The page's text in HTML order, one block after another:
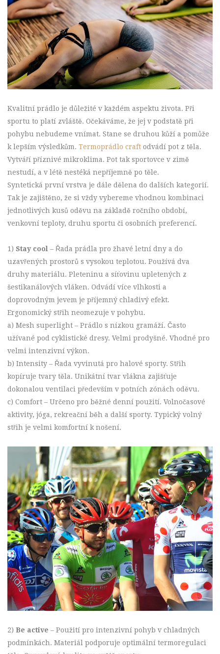
Kvalitní prádlo je důležité v každém aspektu života. Při
sportu to platí zvláště. Očekáváme, že jej v podstatě při
pohybu nebudeme vnímat. Stane se druhou kůží a pomůže
k lepším výsledkům. Termoprádlo craft odvádí pot z těla.
Vytváří příznivé mikroklima. Pot tak sportovce v zimě
nestudí, a v létě nestéká nepříjemně po těle.
Syntetická první vrstva je dále dělena do dalších kategorií.
Tak je zajištěno, že si vždy vybereme vhodnou kombinaci
jednotlivých kusů oděvu na základě ročního období,
venkovní teploty, druhu sportu či osobních preferencí.
1) Stay cool – Řada prádla pro žhavé letní dny a do
uzavřených prostorů s vysokou teplotou. Používá dva
druhy materiálu. Pleteninu a síťovinu upletených z
šestikanálových vláken. Odvádí více vlhkosti a
doprovodným jevem je příjemný chladivý efekt.
Ergonomický střih neomezuje v pohybu.
a) Mesh superlight – Prádlo s nízkou gramáží. Často
užívané pod cyklistické dresy. Velmi prodyšné. Vhodné pro
velmi intenzivní výkon.
b) Intensity – Řada vyvinutá pro halové sporty. Střih
kopíruje tvary těla. Unikátní tvar vlákna zajišťuje
dokonalou ventilaci především v potních zónách oděvu.
c) Comfort – Určeno pro běžné denní použití. Volnočasové
aktivity, jóga, rekreační běh a další sporty. Typický volný
střih je velmi komfortní k nošení.
2) Be active – Použití pro intenzivní pohyb v chladných
podmínkách. Materiál podporuje optimální termoregulaci